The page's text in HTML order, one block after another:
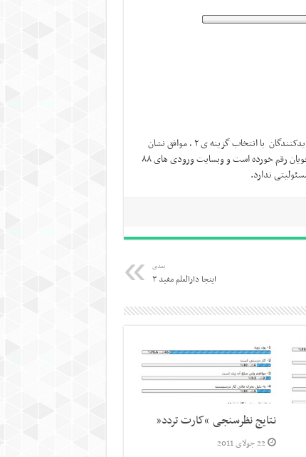
این نظر سنجی از تاریخ ۲۳/۱۱/۱۳۸۹ انجام شده است. بر طبق این نظر سنجی بازدیدکنندگان با انتخاب گزینه ی ۲ ، موافق نشان
دادن کارت دانشجویی هنگام ورود به دانشگاه نبوده اند. این نتایج توسط دانشجویان رقم خورده است و وبسایت ورودی های ۸۸
ندارد.
بعدی
اینجا دارالعلم مفید ۳
نتایج نظرسنجی “کارت تردد”
22 جولای 2011